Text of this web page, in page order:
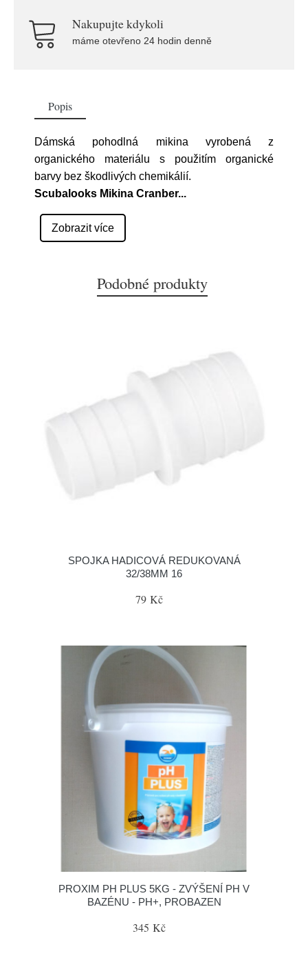
Nakupujte kdykoli
máme otevřeno 24 hodin denně
Popis
Dámská pohodlná mikina vyrobená z
organického materiálu s použitím organické
barvy bez škodlivých chemikálií.
Scubalooks Mikina Cranber...
Zobrazit více
Podobné produkty
SPOJKA HADICOVÁ REDUKOVANÁ
32/38MM 16
79 Kč
PROXIM PH PLUS 5KG - ZVÝŠENÍ PH V
BAZÉNU - PH+, PROBAZEN
345 Kč